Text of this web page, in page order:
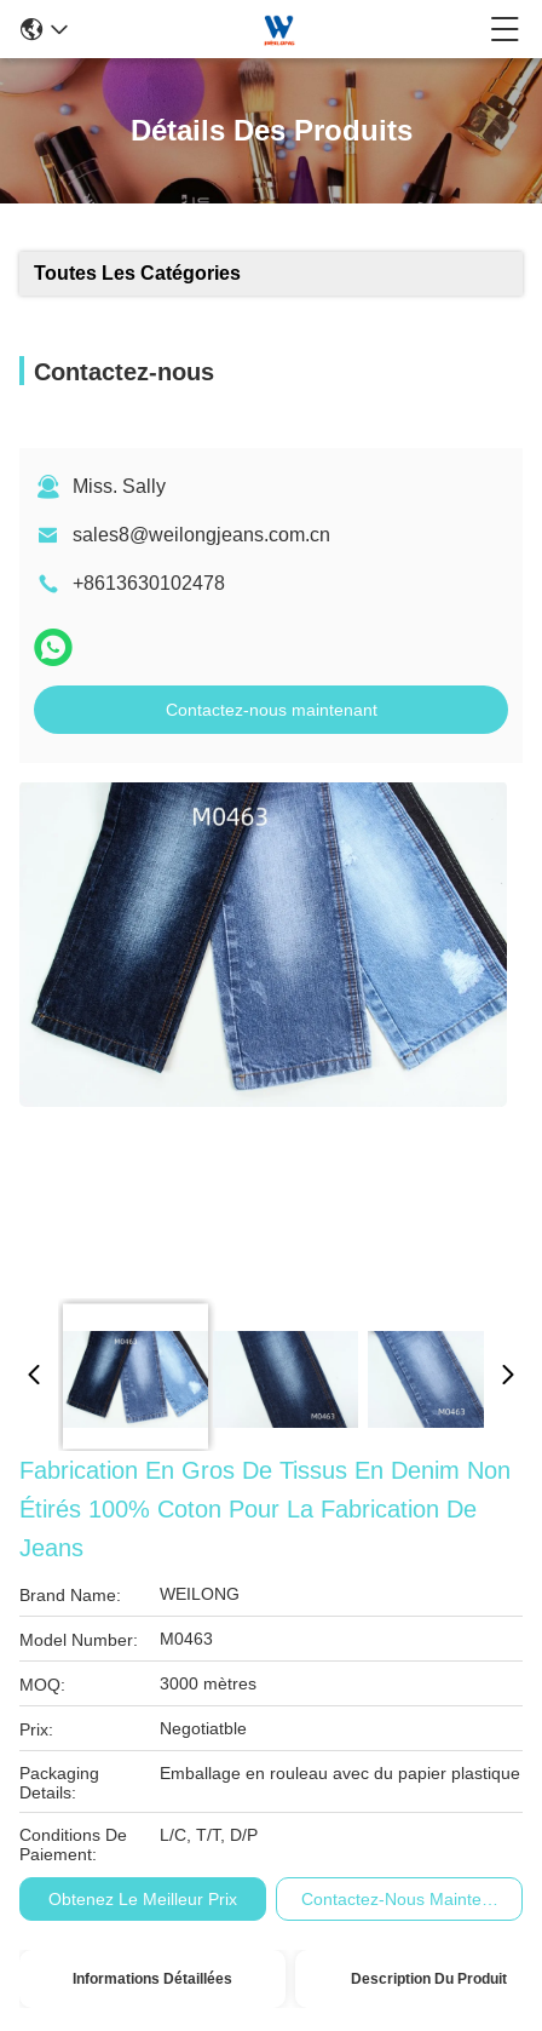
Détails Des Produits
Toutes Les Catégories
Contactez-nous
Miss. Sally
sales8@weilongjeans.com.cn
+8613630102478
Contactez-nous maintenant
Fabrication En Gros De Tissus En Denim Non
Étirés 100% Coton Pour La Fabrication De
Jeans
Brand Name: WEILONG
Model Number: M0463
MOQ: 3000 mètres
Prix: Negotiatble
Packaging
Details:
Emballage en rouleau avec du papier plastique
Conditions De
Paiement:
L/C, T/T, D/P
Obtenez Le Meilleur Prix Contactez-Nous Maintenant
Informations Détaillées Description Du Produit